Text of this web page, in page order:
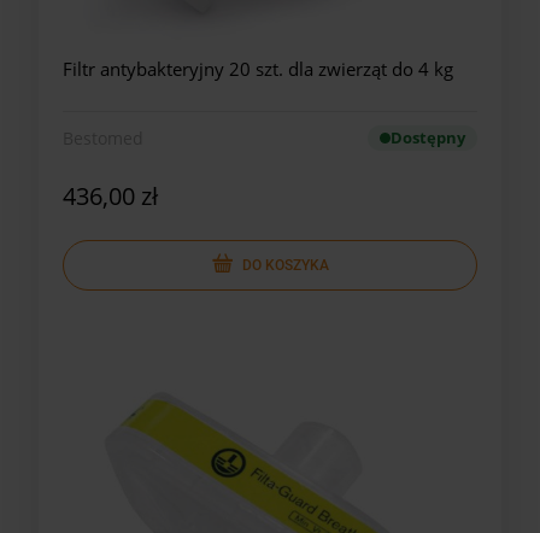
Filtr antybakteryjny 20 szt. dla zwierząt do 4 kg
Dostępny
436,00 zł
DO KOSZYKA